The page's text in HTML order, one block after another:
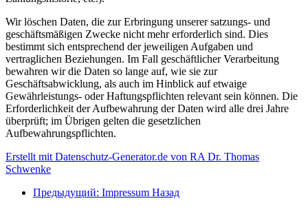
Wir löschen Daten, die zur Erbringung unserer satzungs- und
geschäftsmäßigen Zwecke nicht mehr erforderlich sind. Dies
bestimmt sich entsprechend der jeweiligen Aufgaben und
vertraglichen Beziehungen. Im Fall geschäftlicher Verarbeitung
bewahren wir die Daten so lange auf, wie sie zur
Geschäftsabwicklung, als auch im Hinblick auf etwaige
Gewährleistungs- oder Haftungspflichten relevant sein können. Die
Erforderlichkeit der Aufbewahrung der Daten wird alle drei Jahre
überprüft; im Übrigen gelten die gesetzlichen
Aufbewahrungspflichten.
Erstellt mit Datenschutz-Generator.de von RA Dr. Thomas
Schwenke
Предыдущий: Impressum Назад